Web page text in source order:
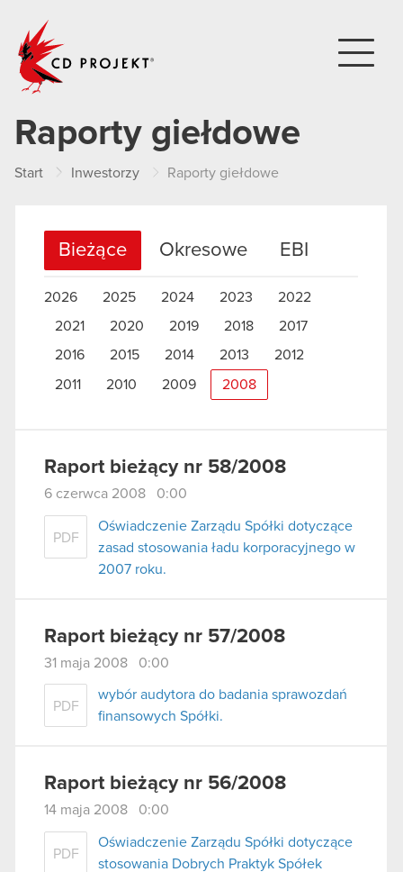
Raporty giełdowe
Start Inwestorzy Raporty giełdowe
Bieżące Okresowe EBI
2026 2025 2024 2023
2022
2021
2020 2019 2018
2017
2016
2015 2014 2013 2012
2011 2010 2009 2008
Raport bieżący nr 58/2008
6 czerwca 2008 0:00
PDF
Oświadczenie Zarządu Spółki dotyczące
zasad stosowania ładu korporacyjnego w
2007 roku.
Raport bieżący nr 57/2008
31 maja 2008 0:00
PDF
wybór audytora do badania sprawozdań
finansowych Spółki.
Raport bieżący nr 56/2008
14 maja 2008 0:00
PDF
Oświadczenie Zarządu Spółki dotyczące
stosowania Dobrych Praktyk Spółek